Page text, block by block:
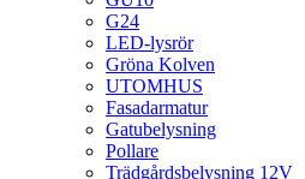
G24
LED-lysrör
Gröna Kolven
UTOMHUS
Fasadarmatur
Gatubelysning
Pollare
Trädgårdsbelysning 12V